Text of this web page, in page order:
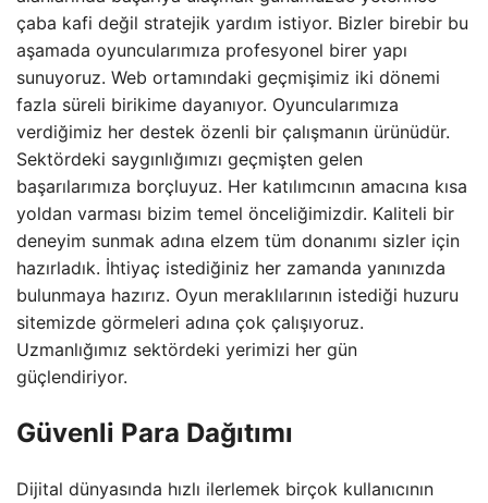
çaba kafi değil stratejik yardım istiyor. Bizler birebir bu
aşamada oyuncularımıza profesyonel birer yapı
sunuyoruz. Web ortamındaki geçmişimiz iki dönemi
fazla süreli birikime dayanıyor. Oyuncularımıza
verdiğimiz her destek özenli bir çalışmanın ürünüdür.
Sektördeki saygınlığımızı geçmişten gelen
başarılarımıza borçluyuz. Her katılımcının amacına kısa
yoldan varması bizim temel önceliğimizdir. Kaliteli bir
deneyim sunmak adına elzem tüm donanımı sizler için
hazırladık. İhtiyaç istediğiniz her zamanda yanınızda
bulunmaya hazırız. Oyun meraklılarının istediği huzuru
sitemizde görmeleri adına çok çalışıyoruz.
Uzmanlığımız sektördeki yerimizi her gün
güçlendiriyor.
Güvenli Para Dağıtımı
Dijital dünyasında hızlı ilerlemek birçok kullanıcının